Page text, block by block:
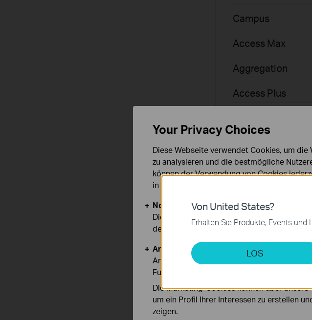
Campus
Access Max
Aggregation
Access Plus
Von United States?
Erhalten Sie Produkte, Events
LOS
Your Privacy Choices
Diese Webseite verwendet Cookies, um
zu analysieren und die bestmögliche
können der Verwendung von Cookies
in unseren
Notwendige Cookies
Diese Cookies sind zur Funktion der
deaktiviert werden.
Analyse- und Marketing-Cookies
Analyse-Cookies ermöglichen es uns, Ihre
Funktionsweise unserer Website zu
Die Marketing-Cookies können über
um ein Profil Ihrer Interessen zu erstellen
zeigen.